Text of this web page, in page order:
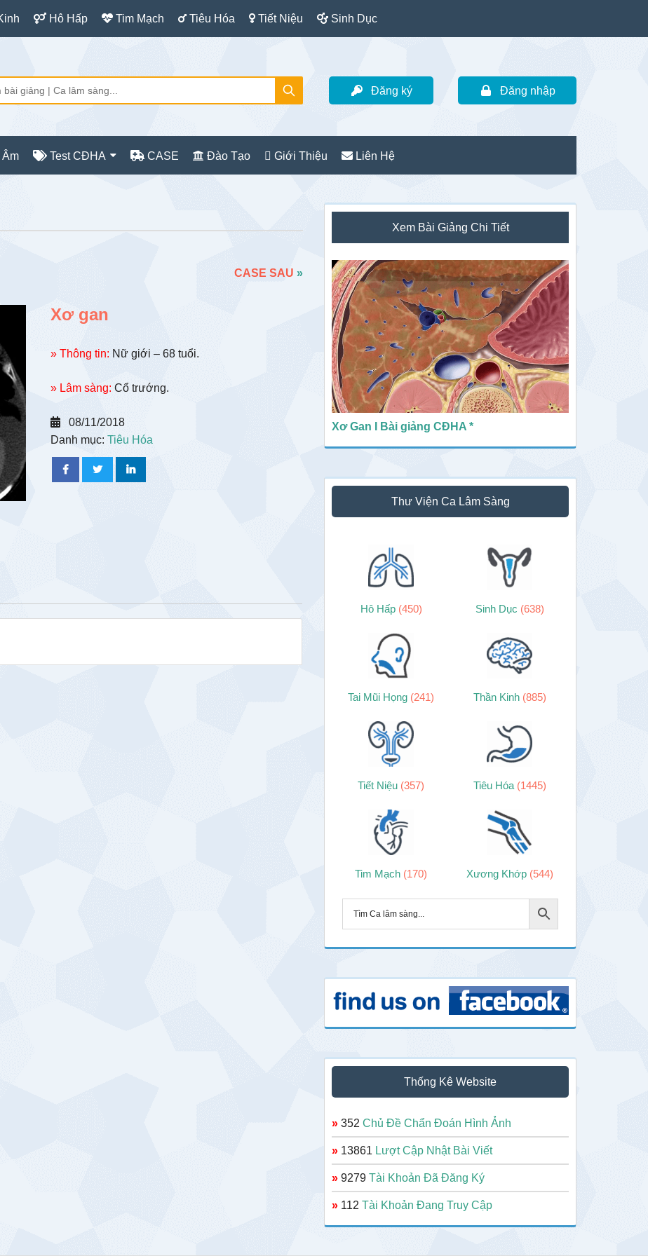
Hô Hấp Tim Mạch Tiêu Hóa Tiết Niệu Sinh Dục
Đăng ký Đăng nhập
Âm Test CĐHA CASE Đào Tạo Giới Thiệu Liên Hệ
CASE SAU »
Xơ gan
» Thông tin: Nữ giới – 68 tuổi.
» Lâm sàng: Cổ trướng.
08/11/2018
Danh mục: Tiêu Hóa
Sidebar
chính
Xem Bài Giảng Chi Tiết
Xơ Gan I Bài giảng CĐHA *
Thư Viện Ca Lâm Sàng
Hô Hấp (450) Sinh Dục (638)
Tai Mũi Họng (241) Thần Kinh (885)
Tiết Niệu (357) Tiêu Hóa (1445)
Tim Mạch (170) Xương Khớp (544)
Thống Kê Website
» 352 Chủ Đề Chẩn Đoán Hình Ảnh
» 13861 Lượt Cập Nhật Bài Viết
» 9279 Tài Khoản Đã Đăng Ký
» 112 Tài Khoản Đang Truy Cập